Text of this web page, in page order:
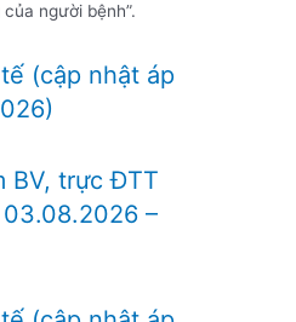
người bệnh”.
(cập nhật áp
BV, trực ĐTT
–